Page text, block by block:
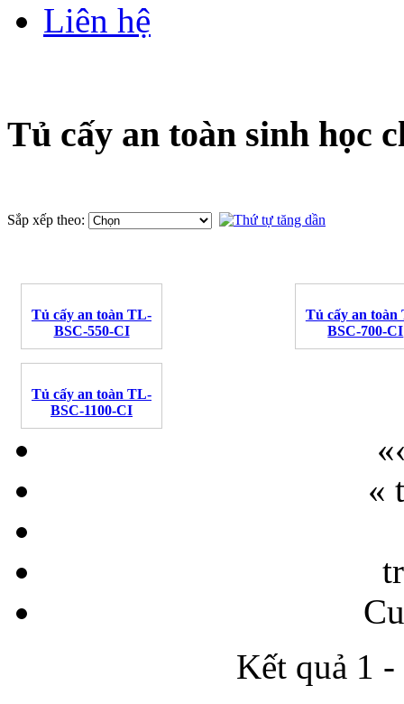
Liên hệ
Tủ cấy an toàn sinh học
Sắp xếp theo:
Tủ cấy an toàn TL-
BSC-550-CI
Tủ cấy an toàn
BSC-700-CI
Tủ cấy an toàn TL-
BSC-1100-CI
«
Kết quả 1